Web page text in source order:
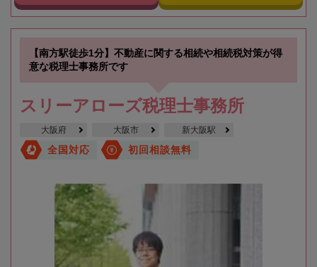
【南方駅徒歩1分】不動産に関する相続や相続税対策が得
意な税理士事務所です
スリーアローズ税理士事務所
大阪府 大阪市 新大阪駅
全国対応 初回相談無料